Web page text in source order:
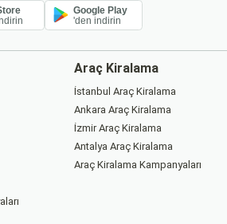
Google Play
'den indirin
Araç Kiralama
İstanbul Araç Kiralama
Ankara Araç Kiralama
İzmir Araç Kiralama
Antalya Araç Kiralama
Araç Kiralama Kampanyaları